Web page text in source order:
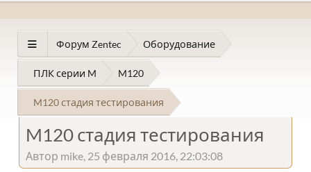
Форум Zentec Оборудование
ПЛК серии M M120
M120 стадия тестирования
M120 стадия тестирования
Автор mike, 25 февраля 2016, 22:03:08